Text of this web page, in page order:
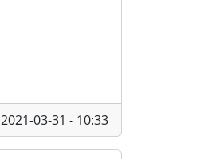
2021-03-31 - 10:33